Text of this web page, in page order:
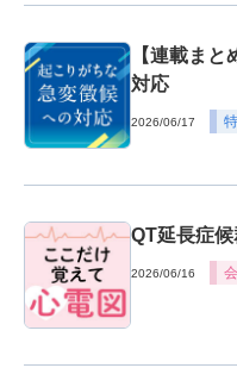
【連載ま
対応
2026/06/17
QT延長症
2026/06/16